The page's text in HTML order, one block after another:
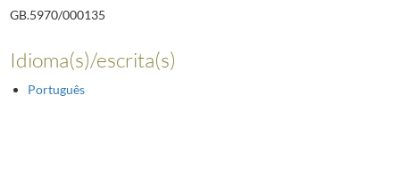
GB.5970/000135
Idioma(s)/escrita(s)
Português